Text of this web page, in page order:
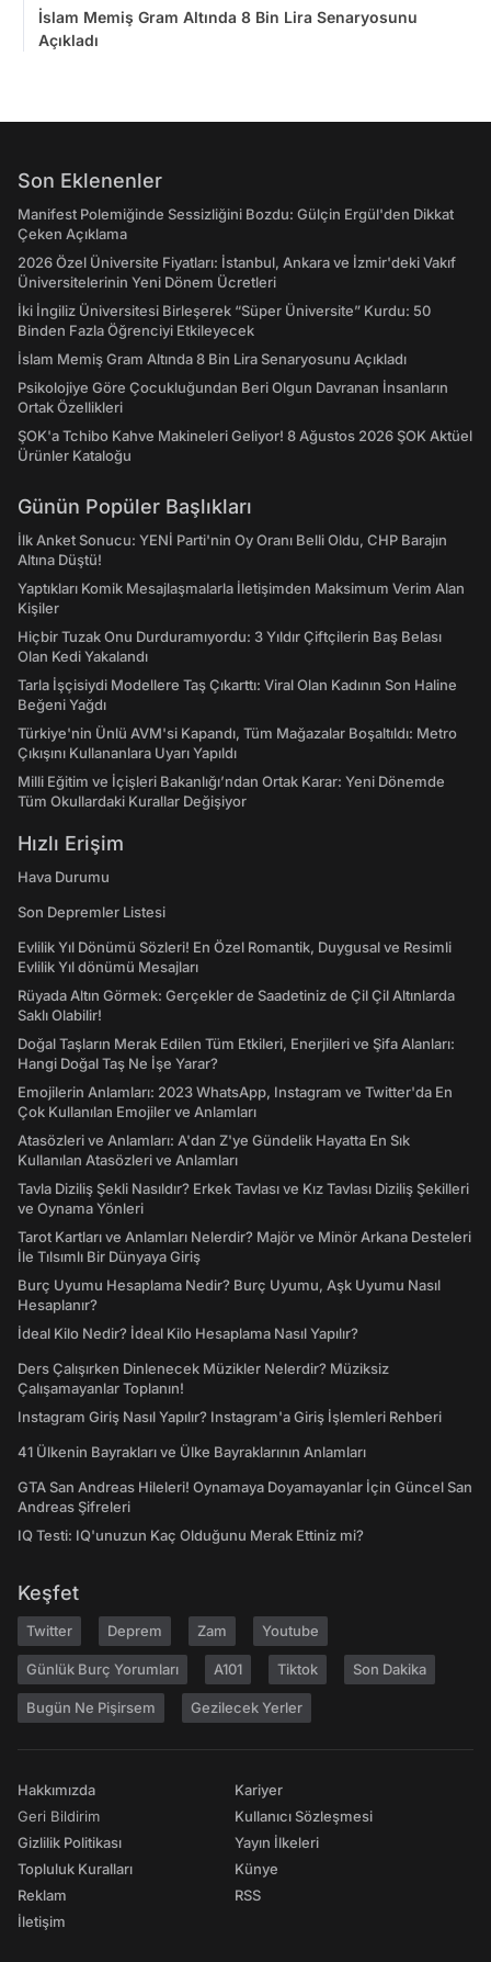
İslam Memiş Gram Altında 8 Bin Lira Senaryosunu
Açıkladı
Son Eklenenler
Manifest Polemiğinde Sessizliğini Bozdu: Gülçin Ergül'den Dikkat
Çeken Açıklama
2026 Özel Üniversite Fiyatları: İstanbul, Ankara ve İzmir'deki Vakıf
Üniversitelerinin Yeni Dönem Ücretleri
İki İngiliz Üniversitesi Birleşerek “Süper Üniversite” Kurdu: 50
Binden Fazla Öğrenciyi Etkileyecek
İslam Memiş Gram Altında 8 Bin Lira Senaryosunu Açıkladı
Psikolojiye Göre Çocukluğundan Beri Olgun Davranan İnsanların
Ortak Özellikleri
ŞOK'a Tchibo Kahve Makineleri Geliyor! 8 Ağustos 2026 ŞOK Aktüel
Ürünler Kataloğu
Günün Popüler Başlıkları
İlk Anket Sonucu: YENİ Parti'nin Oy Oranı Belli Oldu, CHP Barajın
Altına Düştü!
Yaptıkları Komik Mesajlaşmalarla İletişimden Maksimum Verim Alan
Kişiler
Hiçbir Tuzak Onu Durduramıyordu: 3 Yıldır Çiftçilerin Baş Belası
Olan Kedi Yakalandı
Tarla İşçisiydi Modellere Taş Çıkarttı: Viral Olan Kadının Son Haline
Beğeni Yağdı
Türkiye'nin Ünlü AVM'si Kapandı, Tüm Mağazalar Boşaltıldı: Metro
Çıkışını Kullananlara Uyarı Yapıldı
Milli Eğitim ve İçişleri Bakanlığı’ndan Ortak Karar: Yeni Dönemde
Tüm Okullardaki Kurallar Değişiyor
Hızlı Erişim
Hava Durumu
Son Depremler Listesi
Evlilik Yıl Dönümü Sözleri! En Özel Romantik, Duygusal ve Resimli
Evlilik Yıl dönümü Mesajları
Rüyada Altın Görmek: Gerçekler de Saadetiniz de Çil Çil Altınlarda
Saklı Olabilir!
Doğal Taşların Merak Edilen Tüm Etkileri, Enerjileri ve Şifa Alanları:
Hangi Doğal Taş Ne İşe Yarar?
Emojilerin Anlamları: 2023 WhatsApp, Instagram ve Twitter'da En
Çok Kullanılan Emojiler ve Anlamları
Atasözleri ve Anlamları: A'dan Z'ye Gündelik Hayatta En Sık
Kullanılan Atasözleri ve Anlamları
Tavla Diziliş Şekli Nasıldır? Erkek Tavlası ve Kız Tavlası Diziliş Şekilleri
ve Oynama Yönleri
Tarot Kartları ve Anlamları Nelerdir? Majör ve Minör Arkana Desteleri
İle Tılsımlı Bir Dünyaya Giriş
Burç Uyumu Hesaplama Nedir? Burç Uyumu, Aşk Uyumu Nasıl
Hesaplanır?
İdeal Kilo Nedir? İdeal Kilo Hesaplama Nasıl Yapılır?
Ders Çalışırken Dinlenecek Müzikler Nelerdir? Müziksiz
Çalışamayanlar Toplanın!
Instagram Giriş Nasıl Yapılır? Instagram'a Giriş İşlemleri Rehberi
41 Ülkenin Bayrakları ve Ülke Bayraklarının Anlamları
GTA San Andreas Hileleri! Oynamaya Doyamayanlar İçin Güncel San
Andreas Şifreleri
IQ Testi: IQ'unuzun Kaç Olduğunu Merak Ettiniz mi?
Keşfet
Twitter Deprem Zam Youtube
Günlük Burç Yorumları A101 Tiktok Son Dakika
Bugün Ne Pişirsem Gezilecek Yerler
Hakkımızda
Geri Bildirim
Gizlilik Politikası
Topluluk Kuralları
Reklam
İletişim
Kariyer
Kullanıcı Sözleşmesi
Yayın İlkeleri
Künye
RSS